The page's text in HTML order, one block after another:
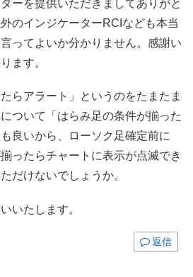
ーを提供いただきましてありがと
のインジケーターRCIなども本当
ってよいか分かりません。感謝い
ます。
らアラート」というのをたまたま
ついて「はらみ足の条件が揃った
良いから、ローソク足確定前に
ったらチャートに表示が点滅でき
だけないでしょうか。
いたします。
返信